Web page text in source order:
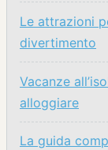
Le attrazioni
divertimento
Vacanze
alloggiare
La guida